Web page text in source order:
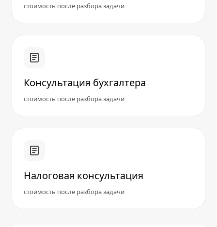
стоимость после разбора задачи
Консультация бухгалтера
стоимость после разбора задачи
Налоговая консультация
стоимость после разбора задачи